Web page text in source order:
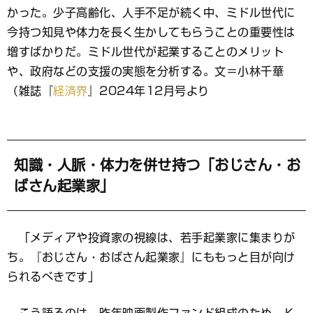
ク
マ
ー
ク
かった。少子高齢化、人手不足が続く中、ミドル世代に
今持つ知見や体力を長く生かしてもらうことの重要性は
増すばかりだ。ミドル世代が起業することのメリット
や、政府などの支援の実態を分析する。文＝小林千華
（雑誌『 経済界 』2024年12月号より
知識・人脈・体力を併せ持つ「おじさん・お
ばさん起業家」
「メディアや投資家の視線は、若手起業家に集まりが
ち。『おじさん・おばさん起業家』にももっと目が向け
られるべきです」